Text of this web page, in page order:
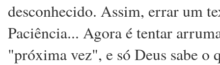
desconhecido. Assim, errar um
Paciência... Agora é tentar
"próxima vez", e só Deus sabe o